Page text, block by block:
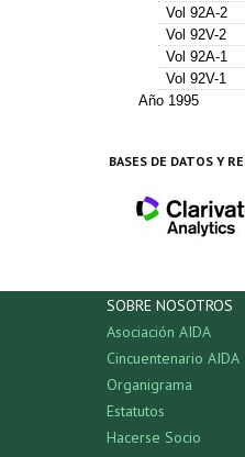
Vol 92A-2
Vol 92V-2
Vol 92A-1
Vol 92V-1
Año 1995
BASES DE DATOS Y
SOBRE NOSOTROS
Asociación AIDA
Cincuentenario AIDA
Organigrama
Estatutos
Hacerse Socio